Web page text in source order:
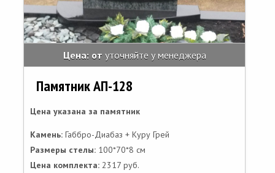
Цена: от уточняйте у менеджера
Памятник АП-128
Цена указана за памятник
Камень: Габбро-Диабаз + Куру Грей
Размеры стелы: 100*70*8 см
Цена комплекта: 2317 руб.